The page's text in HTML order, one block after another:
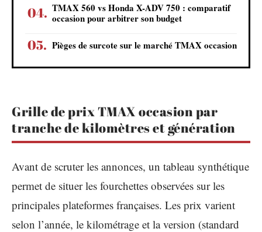
TMAX 560 vs Honda X-ADV 750 : comparatif
occasion pour arbitrer son budget
Pièges de surcote sur le marché TMAX occasion
Grille de prix TMAX occasion par
tranche de kilomètres et génération
Avant de scruter les annonces, un tableau synthétique
permet de situer les fourchettes observées sur les
principales plateformes françaises. Les prix varient
selon l’année, le kilométrage et la version (standard